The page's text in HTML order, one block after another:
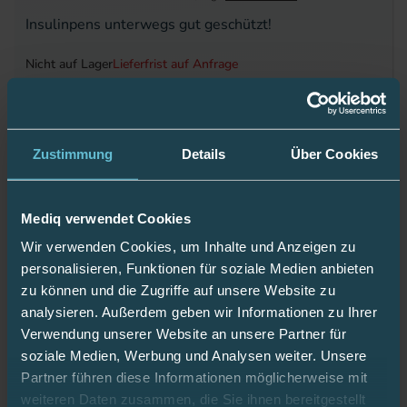
Zustimmung Details Über Cookies
Mediq verwendet Cookies
Wir verwenden Cookies, um Inhalte und Anzeigen zu
personalisieren, Funktionen für soziale Medien anbieten
zu können und die Zugriffe auf unsere Website zu
analysieren. Außerdem geben wir Informationen zu Ihrer
Verwendung unserer Website an unsere Partner für
soziale Medien, Werbung und Analysen weiter. Unsere
Partner führen diese Informationen möglicherweise mit
weiteren Daten zusammen, die Sie ihnen bereitgestellt
Insulinpens unterwegs gut geschützt!
Nicht auf LagerLieferfrist auf Anfrage
INSULIN`S Pentasche grau von Elite
Artikelnummer: EB14.022
Insulinpens unterwegs gut geschützt!
4,90 €
inkl. 19% MwSt., zzgl.Versandkosten
Nicht auf LagerLieferfrist auf Anfrage
Details ansehen